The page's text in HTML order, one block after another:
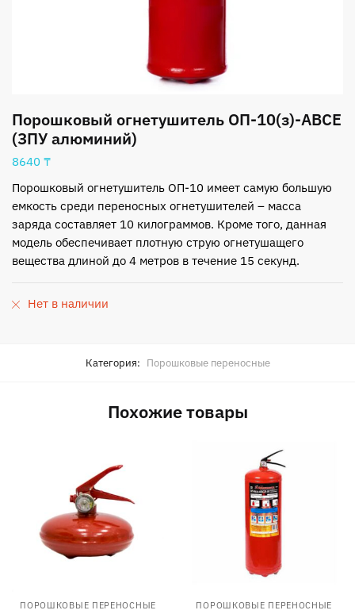
Порошковый огнетушитель ОП-10(з)-АВСЕ
(ЗПУ алюминий)
8640 ₸
Порошковый огнетушитель ОП-10 имеет самую большую
емкость среди переносных огнетушителей – масса
заряда составляет 10 килограммов. Кроме того, данная
модель обеспечивает плотную струю огнетушащего
вещества длиной до 4 метров в течение 15 секунд.
Нет в наличии
Категория: Порошковые переносные
Похожие товары
ПОРОШКОВЫЕ ПЕРЕНОСНЫЕ ПОРОШКОВЫЕ ПЕРЕНОСНЫЕ